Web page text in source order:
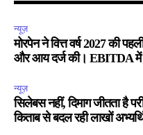
न्यूज़
मोरपेन ने वित्त वर्ष 2027 की
और आय दर्ज की। EBITDA
न्यूज़
सिलेबस नहीं, दिमाग जीतता है
किताब से बदल रही लाखों